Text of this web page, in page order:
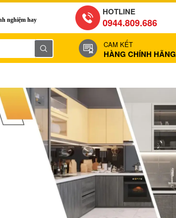
nghiệm hay
HOTLINE
0944.809.686
CAM KẾT
HÀNG CHÍNH HÃNG